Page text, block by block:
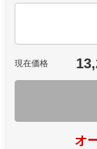
現在価格
オ